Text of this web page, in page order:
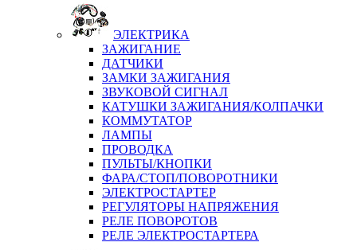
ЭЛЕКТРИКА
ЗАЖИГАНИЕ
ДАТЧИКИ
ЗАМКИ ЗАЖИГАНИЯ
ЗВУКОВОЙ СИГНАЛ
КАТУШКИ ЗАЖИГАНИЯ/КОЛПАЧКИ
КОММУТАТОР
ЛАМПЫ
ПРОВОДКА
ПУЛЬТЫ/КНОПКИ
ФАРА/СТОП/ПОВОРОТНИКИ
ЭЛЕКТРОСТАРТЕР
РЕГУЛЯТОРЫ НАПРЯЖЕНИЯ
РЕЛЕ ПОВОРОТОВ
РЕЛЕ ЭЛЕКТРОСТАРТЕРА